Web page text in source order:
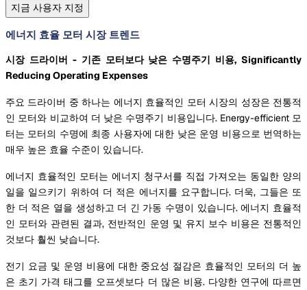
지금 사용자 지정
에너지 효율 모터 시장 트렌드
시장 드라이버 - 기존 모터보다 낮은 수명주기 비용, Significantly
Reducing Operating Expenses
주요 드라이버 중 하나는 에너지 효율적인 모터 시장의 성장은 전통적
인 모터와 비교하여 더 낮은 수명주기 비용입니다. Energy-efficient 모
터는 모터의 수명에 최종 사용자에 대한 낮은 운영 비용으로 번역하는
매우 높은 효율 수준이 있습니다.
에너지 효율적인 모터는 에너지 청구서를 직접 가져오는 동일한 양의
일을 일으키기 위하여 더 적은 에너지를 요구합니다. 더욱, 그들은 또
한 더 적은 열을 생성하고 더 긴 가동 수명이 있습니다. 에너지 효율적
인 모터와 관련된 결과, 전반적인 운영 및 유지 보수 비용은 전통적인
것보다 훨씬 낮습니다.
전기 요금 및 운영 비용에 대한 중요성 절감은 효율적인 모터의 더 높
은 초기 가격 태그를 오프셋보다 더 많은 비용. 다양한 연구에 따르면